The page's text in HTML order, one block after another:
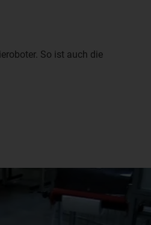
So ist auch die